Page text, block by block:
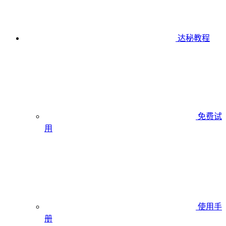
达秘教程
免费试
用
使用手
册